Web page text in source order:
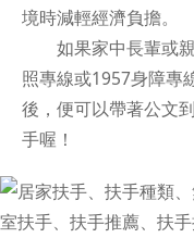
境時減輕經濟負擔。
如果家中長輩或親
照專線或1957身障專
後，便可以帶著公文
手喔！